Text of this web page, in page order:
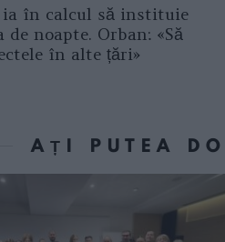
ia în calcul să instituie
noapte. Orban: «Să
în alte țări»
AȚI PUTEA